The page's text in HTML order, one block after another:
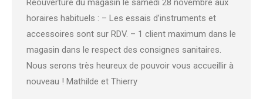
Réouverture du magasin le samedi 28 novembre aux
horaires habituels : – Les essais d’instruments et
accessoires sont sur RDV. – 1 client maximum dans le
magasin dans le respect des consignes sanitaires.
Nous serons très heureux de pouvoir vous accueillir à
nouveau ! Mathilde et Thierry